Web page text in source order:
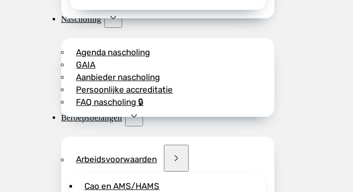
Nascholing
Agenda nascholing
GAIA
Aanbieder nascholing
Persoonlijke accreditatie
FAQ nascholing 🔒
Beroepsbelangen
Arbeidsvoorwaarden
Cao en AMS/HAMS